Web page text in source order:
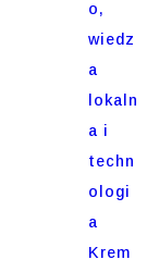
o,
wiedz
a
lokaln
a i
techn
ologi
a
Krem